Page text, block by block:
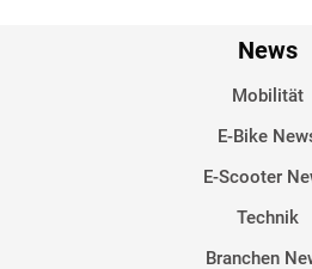
News
Mobilität
E-Bike
E-Scooter
Technik
Branchen